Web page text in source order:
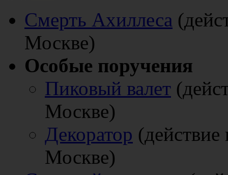
Смерть Ахиллеса
Москве)
Особые поручения
Пиковый валет
Москве)
Декоратор
Москве)